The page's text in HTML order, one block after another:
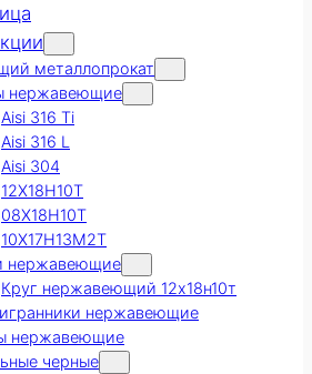
металлопрокат
нержавеющие
Aisi 316 Ti
Aisi 316 L
Aisi 304
12Х18Н10Т
08Х18Н10Т
10Х17Н13М2Т
нержавеющие
Круг нержавеющий 12х18н10т
нержавеющие
нержавеющие
черные